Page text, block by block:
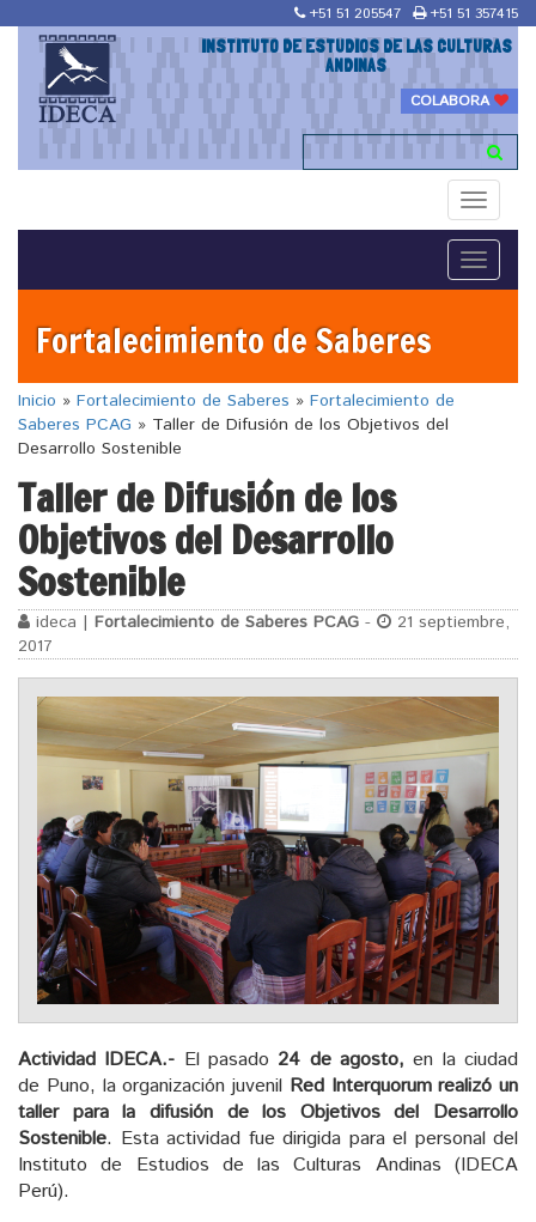
+51 51 205547 +51 51 357415
INSTITUTO DE ESTUDIOS DE LAS CULTURAS
ANDINAS
COLABORA
Toggle
Toggle
Fortalecimiento de Saberes
Inicio » Fortalecimiento de Saberes » Fortalecimiento de
Saberes PCAG » Taller de Difusión de los Objetivos del
Desarrollo Sostenible
Taller de Difusión de los
Objetivos del Desarrollo
Sostenible
ideca | Fortalecimiento de Saberes PCAG -
21 septiembre,
2017
Actividad IDECA.- El pasado 24 de agosto, en la ciudad
de Puno, la organización juvenil Red Interquorum realizó un
taller para la difusión de los Objetivos del Desarrollo
Sostenible. Esta actividad fue dirigida para el personal del
Instituto de Estudios de las Culturas Andinas (IDECA
Perú).